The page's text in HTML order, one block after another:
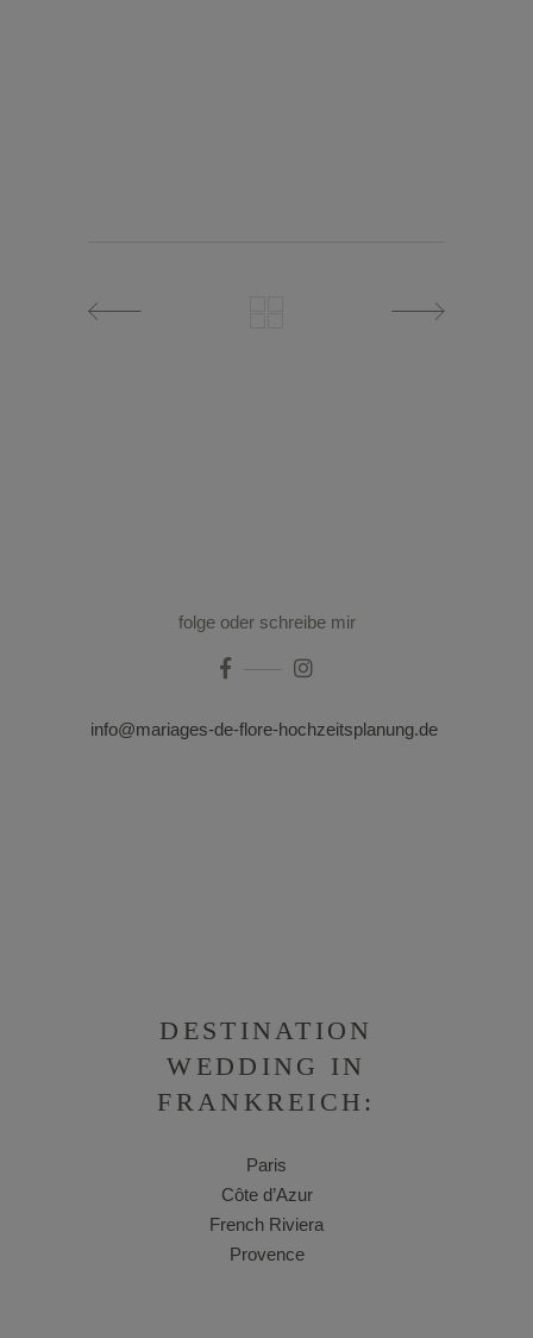
folge oder schreibe mir
info@mariages-de-flore-hochzeitsplanung.de
DESTINATION
WEDDING IN
FRANKREICH:
Paris
Côte d’Azur
French Riviera
Provence